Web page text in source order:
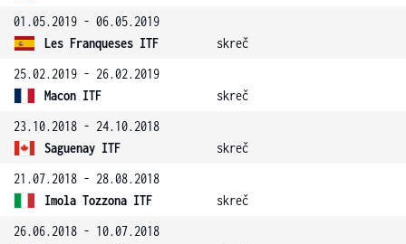
01.05.2019 - 06.05.2019
Les Franqueses ITF
skreč
25.02.2019 - 26.02.2019
Macon ITF
skreč
23.10.2018 - 24.10.2018
Saguenay ITF
skreč
21.07.2018 - 28.08.2018
Imola Tozzona ITF
skreč
26.06.2018 - 10.07.2018